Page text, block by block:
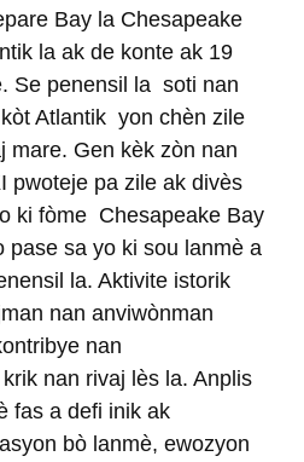
Bay la Chesapeake
la ak de konte ak 19
Se penensil la soti nan
Atlantik yon chèn zile
mare. Gen kèk zòn nan
pwoteje pa zile ak divès
ki fòme Chesapeake Bay
pase sa yo ki sou lanmè a
la. Aktivite istorik
nan anviwònman
nan
nan rivaj lès la. Anplis
fas a defi inik ak
bò lanmè, ewozyon